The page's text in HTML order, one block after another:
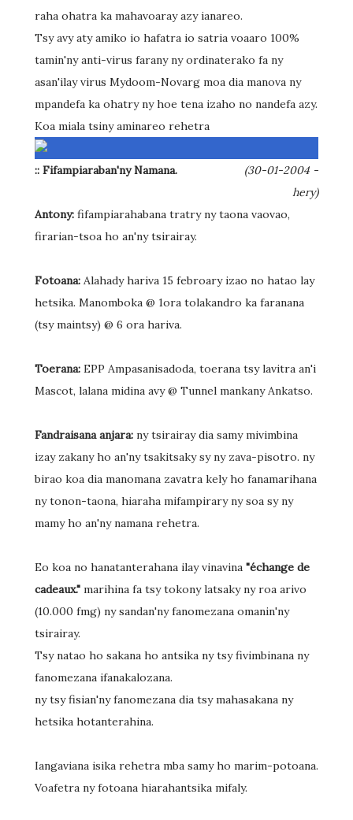
raha ohatra ka mahavoaray azy ianareo.
Tsy avy aty amiko io hafatra io satria voaaro 100%
tamin'ny anti-virus farany ny ordinaterako fa ny
asan'ilay virus Mydoom-Novarg moa dia manova ny
mpandefa ka ohatry ny hoe tena izaho no nandefa azy.
Koa miala tsiny aminareo rehetra
:: Fifampiaraban'ny Namana.
(30-01-2004 -
hery)
Antony: fifampiarahabana tratry ny taona vaovao,
firarian-tsoa ho an'ny tsirairay.
Fotoana: Alahady hariva 15 febroary izao no hatao lay
hetsika. Manomboka @ 1ora tolakandro ka faranana
(tsy maintsy) @ 6 ora hariva.
Toerana: EPP Ampasanisadoda, toerana tsy lavitra an'i
Mascot, lalana midina avy @ Tunnel mankany Ankatso.
Fandraisana anjara: ny tsirairay dia samy mivimbina
izay zakany ho an'ny tsakitsaky sy ny zava-pisotro. ny
birao koa dia manomana zavatra kely ho fanamarihana
ny tonon-taona, hiaraha mifampirary ny soa sy ny
mamy ho an'ny namana rehetra.
Eo koa no hanatanterahana ilay vinavina "échange de
cadeaux." marihina fa tsy tokony latsaky ny roa arivo
(10.000 fmg) ny sandan'ny fanomezana omanin'ny
tsirairay.
Tsy natao ho sakana ho antsika ny tsy fivimbinana ny
fanomezana ifanakalozana.
ny tsy fisian'ny fanomezana dia tsy mahasakana ny
hetsika hotanterahina.
Iangaviana isika rehetra mba samy ho marim-potoana.
Voafetra ny fotoana hiarahantsika mifaly.